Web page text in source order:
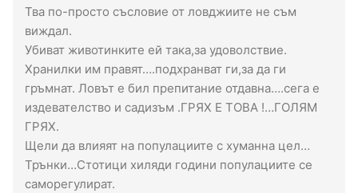
Тва по-просто съсловие от ловджиите не съм
виждал.
Убиват животинките ей така,за удоволствие.
Хранилки им правят….подхранват ги,за да ги
гръмнат. Ловът е бил препитание отдавна….сега е
издевателство и садизъм .ГРЯХ Е ТОВА !…ГОЛЯМ
ГРЯХ.
Щели да влияят на популациите с хуманна цел…
Трънки…Стотици хиляди години популациите се
саморегулират.